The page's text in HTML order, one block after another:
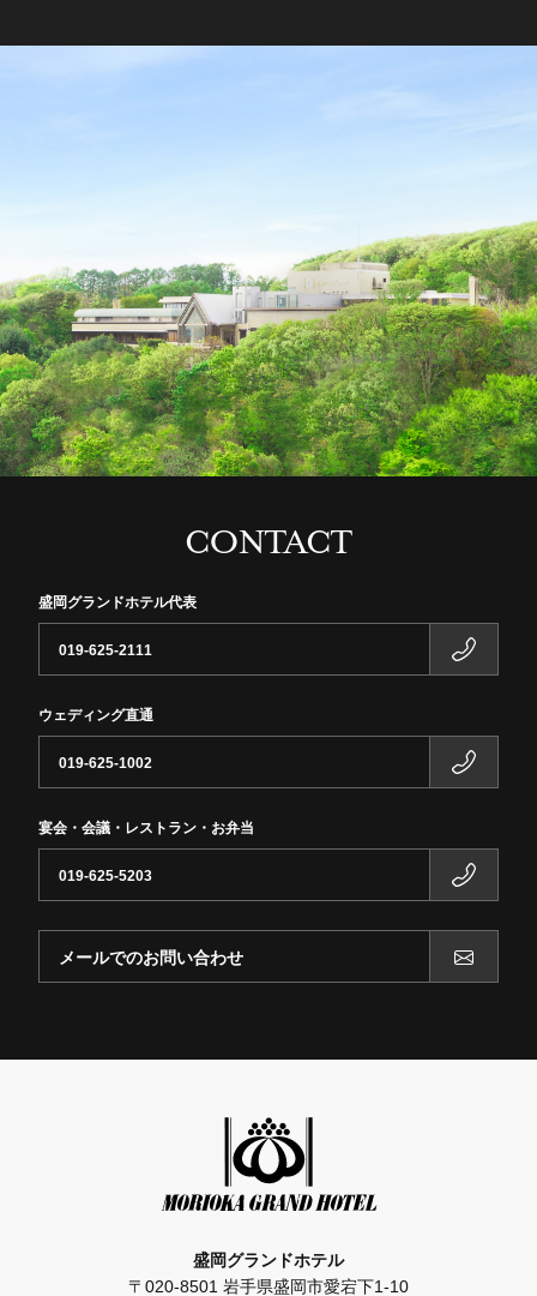
CONTACT
盛岡グランドホテル代表
019-625-2111
ウェディング直通
019-625-1002
宴会・会議・レストラン・お弁当
019-625-5203
メールでのお問い合わせ
盛岡グランドホテル
〒020-8501 岩手県盛岡市愛宕下1-10